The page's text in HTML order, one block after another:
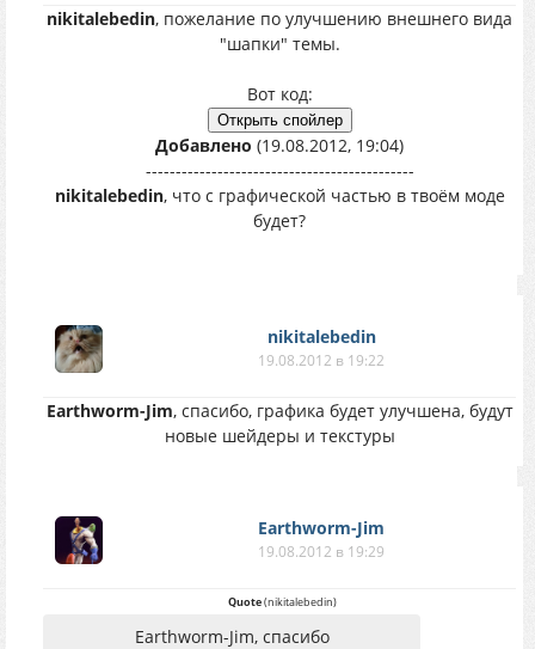
nikitalebedin, пожелание по улучшению внешнего вида
"шапки" темы.
Вот код:
Добавлено (19.08.2012, 19:04)
---------------------------------------------
nikitalebedin, что с графической частью в твоём моде
будет?
nikitalebedin
19.08.2012 в 19:22
Earthworm-Jim, спасибо, графика будет улучшена, будут
новые шейдеры и текстуры
Earthworm-Jim
19.08.2012 в 19:29
Quote(nikitalebedin)
Earthworm-Jim, спасибо